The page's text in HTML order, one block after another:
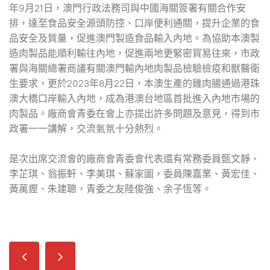
年9月21日，澳門行政法務司與中國海關簽署有關合作安
排，達至食品安全源頭防控、口岸便利通關，提升企業的食
品安全及質量，促進澳門製造食品輸入內地。為協助本澳製
造肉製品能順利輸往內地，促進兩地更緊密貿易往來，市政
署與海關總署商議有關澳門輸內地肉製品檢驗檢疫和獸醫衛
生要求，更於2023年8月22日，本澳生產的雞肉腸通過港珠
澳大橋口岸輸入內地，成為港澳台地區首批進入內地市場的
肉製品。廠商會青委在會上亦提出許多問題及意見，得到市
政署一一講解，交流氣氛十分熱烈。
是次出席交流會的廠商會青委會代表還有常務委員甄文靜、
李芷琪、翁振軒、李美琪、蘇家圖，委員陳嘉業、黃宏佳、
黃萬鏗、朱建聰，青委之友陸俊強、余子恆等。